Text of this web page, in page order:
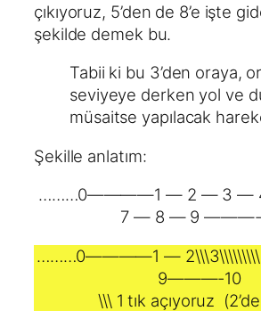
çıkıyoruz, 5’den de 8’e işte
şekilde demek bu.
Tabii ki bu 3’den oraya,
seviyeye derken yol ve
müsaitse yapılacak
Şekille anlatım:
………0————1 — 2 — 3 —
7 — 8 — 9 ———-
………0————1 —
9———-10
\\\ 1 tık açıyoruz